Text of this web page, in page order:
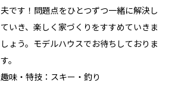
夫です！問題点をひとつずつ一緒に解決し
ていき、楽しく家づくりをすすめていきま
しょう。モデルハウスでお待ちしておりま
す。
趣味・特技：スキー・釣り